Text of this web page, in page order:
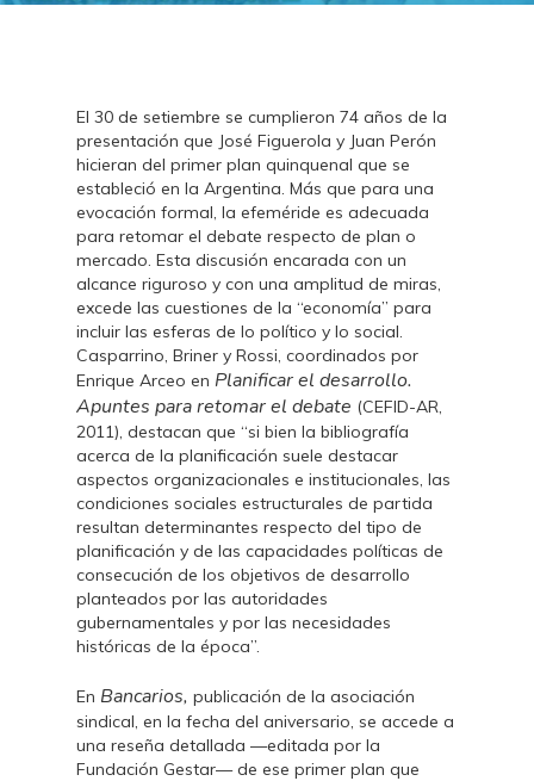
El 30 de setiembre se cumplieron 74 años de la
presentación que José Figuerola y Juan Perón
hicieran del primer plan quinquenal que se
estableció en la Argentina. Más que para una
evocación formal, la efeméride es adecuada
para retomar el debate respecto de plan o
mercado. Esta discusión encarada con un
alcance riguroso y con una amplitud de miras,
excede las cuestiones de la “economía” para
incluir las esferas de lo político y lo social.
Casparrino, Briner y Rossi, coordinados por
Enrique Arceo en Planificar el desarrollo.
Apuntes para retomar el debate (CEFID-AR,
2011), destacan que “si bien la bibliografía
acerca de la planificación suele destacar
aspectos organizacionales e institucionales, las
condiciones sociales estructurales de partida
resultan determinantes respecto del tipo de
planificación y de las capacidades políticas de
consecución de los objetivos de desarrollo
planteados por las autoridades
gubernamentales y por las necesidades
históricas de la época”.
En Bancarios, publicación de la asociación
sindical, en la fecha del aniversario, se accede a
una reseña detallada —editada por la
Fundación Gestar— de ese primer plan que